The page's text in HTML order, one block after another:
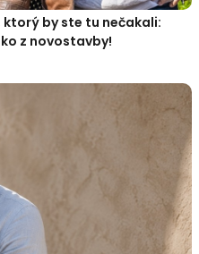
by ste tu nečakali:
z novostavby!